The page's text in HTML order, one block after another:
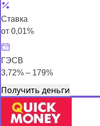
Ставка
от 0,01%
ГЭСВ
3,72% – 179%
Получить деньги